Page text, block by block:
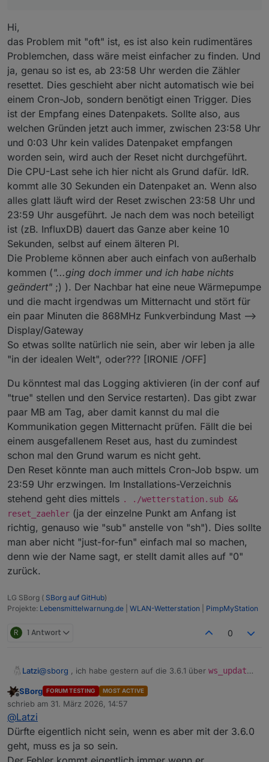
Hi,
das Problem mit "oft" ist, es ist also kein rudimentäres
Problemchen, dass wäre meist einfacher zu finden. Und
ja, genau so ist es, ab 23:58 Uhr werden die Zähler
resettet. Dies geschieht aber nicht automatisch wie bei
einem Cron-Job, sondern benötigt einen Trigger. Dies
ist der Empfang eines Datenpakets. Sollte also, aus
welchen Gründen jetzt auch immer, zwischen 23:58 Uhr
und 0:03 Uhr kein valides Datenpaket empfangen
worden sein, wird auch der Reset nicht durchgeführt.
Die CPU-Last sehe ich hier nicht als Grund dafür. IdR.
kommt alle 30 Sekunden ein Datenpaket an. Wenn also
alles glatt läuft wird der Reset zwischen 23:58 Uhr und
23:59 Uhr ausgeführt. Je nach dem was noch beteiligt
ist (zB. InfluxDB) dauert das Ganze aber keine 10
Sekunden, selbst auf einem älteren PI.
Die Probleme können aber auch einfach von außerhalb
kommen ("...ging doch immer und ich habe nichts
geändert" ;) ). Der Nachbar hat eine neue Wärmepumpe
und die macht irgendwas um Mitternacht und stört für
ein paar Minuten die 868MHz Funkverbindung Mast -->
Display/Gateway
So etwas sollte natürlich nie sein, aber wir leben ja alle
"in der idealen Welt", oder??? [IRONIE /OFF]
Du könntest mal das Logging aktivieren (in der conf auf
"true" stellen und den Service restarten). Das gibt zwar
paar MB am Tag, aber damit kannst du mal die
Kommunikation gegen Mitternacht prüfen. Fällt die bei
einem ausgefallenem Reset aus, hast du zumindest
schon mal den Grund warum es nicht geht.
Den Reset könnte man auch mittels Cron-Job bspw. um
23:59 Uhr erzwingen. Im Installations-Verzeichnis
stehend geht dies mittels . ./wetterstation.sub &&
reset_zaehler (ja der einzelne Punkt am Anfang ist
richtig, genauso wie "sub" anstelle von "sh"). Dies sollte
man aber nicht "just-for-fun" einfach mal so machen,
denn wie der Name sagt, er stellt damit alles auf "0"
zurück.
LG SBorg ( SBorg auf GitHub)
Projekte: Lebensmittelwarnung.de WLAN-Wetterstation PimpMyStation
R 1 Antwort 0
Latzi@sborg , ich habe gestern auf die 3.6.1 über ws_updater
standard_in: 1 syntax error
Hast du einen Tipp für mich?
Edit: Meldungen
● wetterstation.service - Service für ioBroker
Loaded: loaded (/etc/systemd/system/
Active: active (running) since Tue 2026-
Zurück zur 3.6.0 geht´s wieder ;-)
Offline
SBorg FORUM TESTING MOST ACTIVE
schrieb am 31. März 2026, 14:57
zuletzt editiert von
@Latzi
Dürfte eigentlich nicht sein, wenn es aber mit der 3.6.0
geht, muss es ja so sein.